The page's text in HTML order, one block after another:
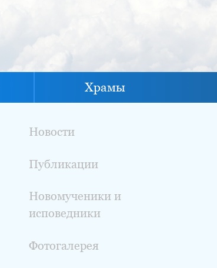
Храмы
Новости
Публикации
Новомученики и
исповедники
Фотогалерея